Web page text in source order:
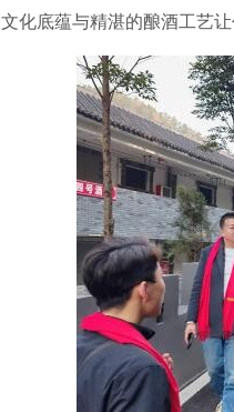
文化底蕴与精湛的酿酒工艺